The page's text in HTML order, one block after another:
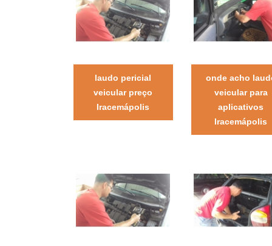
laudo pericial
veicular preço
Iracemápolis
onde acho
veicular para
aplicativos
Iracemápolis